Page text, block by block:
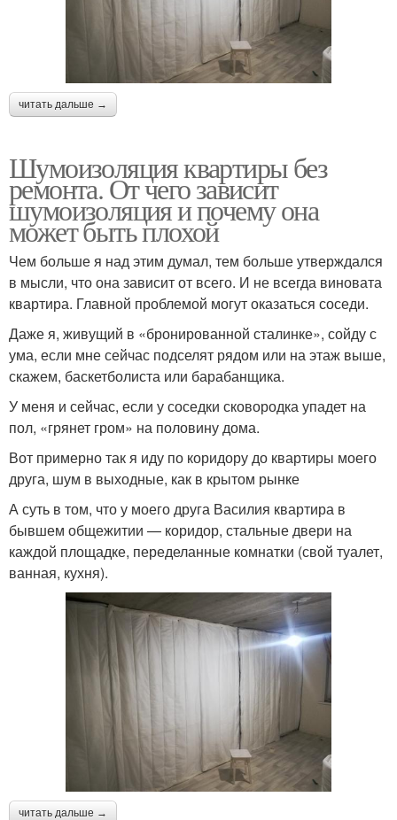
читать дальше →
Шумоизоляция квартиры без
ремонта. От чего зависит
шумоизоляция и почему она
может быть плохой
Чем больше я над этим думал, тем больше утверждался
в мысли, что она зависит от всего. И не всегда виновата
квартира. Главной проблемой могут оказаться соседи.
Даже я, живущий в «бронированной сталинке», сойду с
ума, если мне сейчас подселят рядом или на этаж выше,
скажем, баскетболиста или барабанщика.
У меня и сейчас, если у соседки сковородка упадет на
пол, «грянет гром» на половину дома.
Вот примерно так я иду по коридору до квартиры моего
друга, шум в выходные, как в крытом рынке
А суть в том, что у моего друга Василия квартира в
бывшем общежитии — коридор, стальные двери на
каждой площадке, переделанные комнатки (свой туалет,
ванная, кухня).
читать дальше →